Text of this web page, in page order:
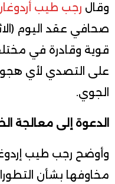
وقال رجب طيب
صحافي عقد اليوم
قوية وقادرة في
على التصدي لأي
الجوي.
الدعوة إلى معالجة
وأوضح رجب طيب
مخاوفها بشأن